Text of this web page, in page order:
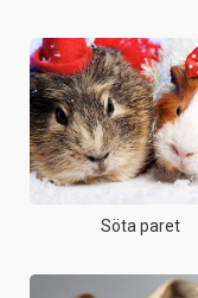
Söta paret